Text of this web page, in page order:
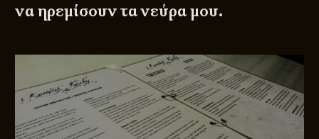
να ηρεμίσουν τα νεύρα μου.